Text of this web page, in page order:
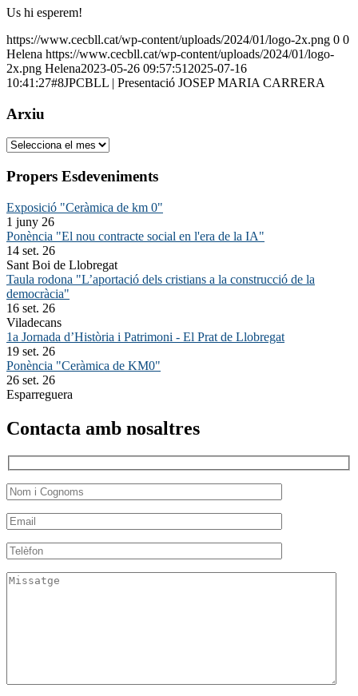
Us hi esperem!
https://www.cecbll.cat/wp-content/uploads/2024/01/logo-2x.png 0 0
Helena https://www.cecbll.cat/wp-content/uploads/2024/01/logo-
2x.png Helena2023-05-26 09:57:51 2025-07-16
10:41:27#8JPCBLL | Presentació JOSEP MARIA CARRERA
Arxiu
Arxiu
Propers Esdeveniments
Exposició "Ceràmica de km 0"
1 juny 26
Ponència "El nou contracte social en l'era de la IA"
14 set. 26
Sant Boi de Llobregat
Taula rodona "L’aportació dels cristians a la construcció de la
democràcia"
16 set. 26
Viladecans
1a Jornada d’Història i Patrimoni - El Prat de Llobregat
19 set. 26
Ponència "Ceràmica de KM0"
26 set. 26
Esparreguera
Contacta amb nosaltres